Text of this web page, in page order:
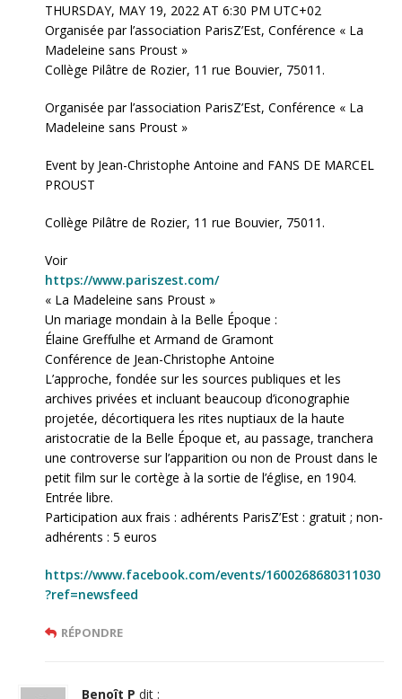
THURSDAY, MAY 19, 2022 AT 6:30 PM UTC+02
Organisée par l’association ParisZ’Est, Conférence « La
Madeleine sans Proust »
Collège Pilâtre de Rozier, 11 rue Bouvier, 75011.
Organisée par l’association ParisZ’Est, Conférence « La
Madeleine sans Proust »
Event by Jean-Christophe Antoine and FANS DE MARCEL
PROUST
Collège Pilâtre de Rozier, 11 rue Bouvier, 75011.
Voir
https://www.pariszest.com/
« La Madeleine sans Proust »
Un mariage mondain à la Belle Époque :
Élaine Greffulhe et Armand de Gramont
Conférence de Jean-Christophe Antoine
L’approche, fondée sur les sources publiques et les
archives privées et incluant beaucoup d’iconographie
projetée, décortiquera les rites nuptiaux de la haute
aristocratie de la Belle Époque et, au passage, tranchera
une controverse sur l’apparition ou non de Proust dans le
petit film sur le cortège à la sortie de l’église, en 1904.
Entrée libre.
Participation aux frais : adhérents ParisZ’Est : gratuit ; non-
adhérents : 5 euros
https://www.facebook.com/events/1600268680311030
?ref=newsfeed
RÉPONDRE
Benoît P dit :